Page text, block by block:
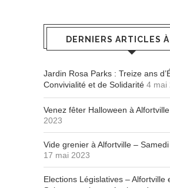
DERNIERS ARTICLES
Jardin Rosa Parks : Treize ans
Convivialité et de Solidarité 4 mai
Venez fêter Halloween à Alfortville
2023
Vide grenier à Alfortville –
17 mai 2023
Elections Législatives – Alfortville